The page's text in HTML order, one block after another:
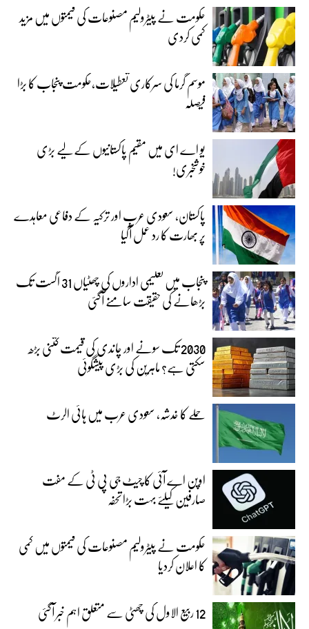
حکومت نے پیٹرولیم مصنوعات کی قیمتوں میں مزید
کمی کردی
موسم گرما کی سرکاری تعطیلات،حکومت پنجاب کا بڑا
فیصلہ
یو اے ای میں مقیم پاکستانیوں کے لیے بڑی
خوشخبری!
پاکستان، سعودی عرب اور ترکیہ کے دفاعی معاہدے
پر بھارت کا رد عمل آگیا
پنجاب میں تعلیمی اداروں کی چھٹیاں 31 اگست تک
بڑھانے کی حقیقت سامنے آگئی
2030 تک سونے اور چاندی کی قیمت کتنی بڑھ
سکتی ہے؟ ماہرین کی بڑی پیشگوئی
حملے کا خدشہ، سعودی عرب میں ہائی الرٹ
اوپن اے آئی کا چیٹ جی پی ٹی کے مفت
صارفین کیلئے بہت بڑا تحفہ
حکومت نے پیٹرولیم مصنوعات کی قیمتوں میں کمی
کا اعلان کردیا
12 ربیع الاول کی چھٹی سے متعلق اہم خبر آگئی